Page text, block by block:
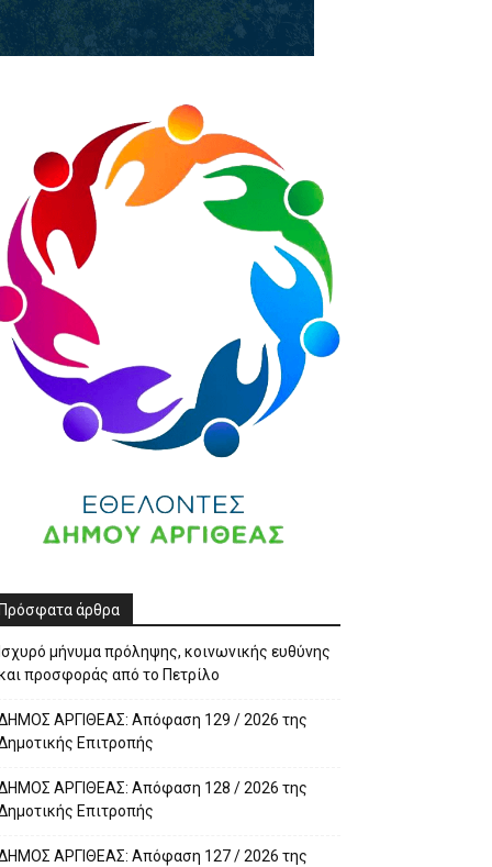
άρθρα
μήνυμα πρόληψης, κοινωνικής ευθύνης
προσφοράς από το Πετρίλο
ΑΡΓΙΘΕΑΣ: Απόφαση 129 / 2026 της
Επιτροπής
ΑΡΓΙΘΕΑΣ: Απόφαση 128 / 2026 της
Επιτροπής
ΑΡΓΙΘΕΑΣ: Απόφαση 127 / 2026 της